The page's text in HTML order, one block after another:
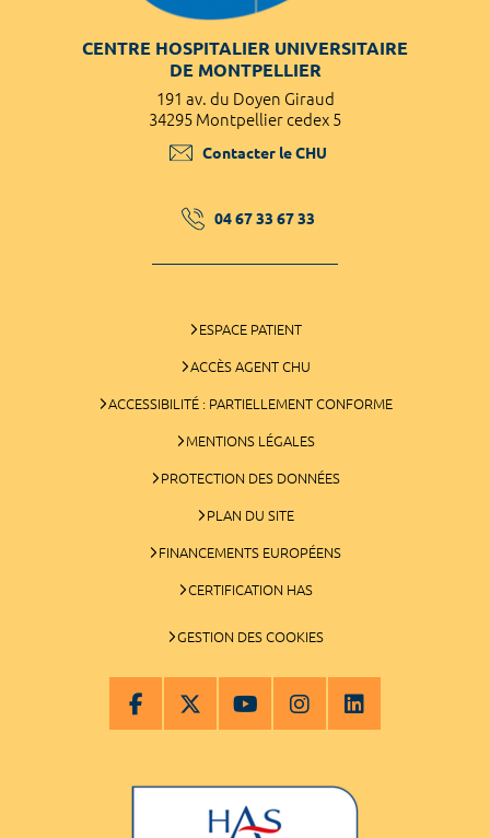
CENTRE HOSPITALIER UNIVERSITAIRE
DE MONTPELLIER
191 av. du Doyen Giraud
34295 Montpellier cedex 5
Contacter le CHU
04 67 33 67 33
ESPACE PATIENT
ACCÈS AGENT CHU
ACCESSIBILITÉ : PARTIELLEMENT CONFORME
MENTIONS LÉGALES
PROTECTION DES DONNÉES
PLAN DU SITE
FINANCEMENTS EUROPÉENS
CERTIFICATION HAS
GESTION DES COOKIES